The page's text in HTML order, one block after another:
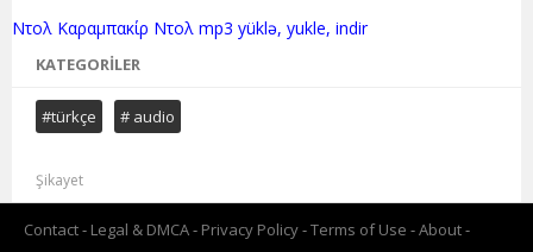
KATEGORILER
#türkçe # audio
Şikayet
Contact Legal & DMCA Privacy Policy Terms of Use
About